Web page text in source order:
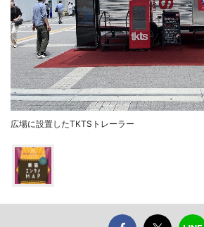
広場に設置したTKTSトレーラー